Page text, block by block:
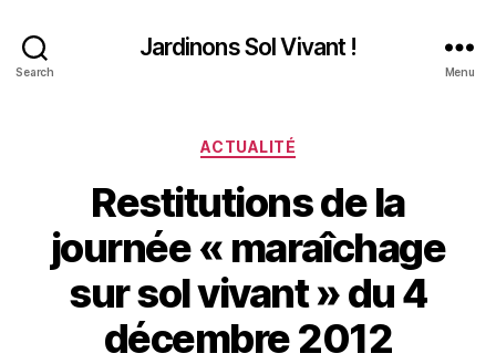
Search
Jardinons Sol Vivant !
Menu
Catégories
ACTUALITÉ
Restitutions de la
journée « maraîchage
sur sol vivant » du 4
décembre 2012